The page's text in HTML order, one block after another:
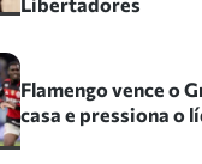
Flamengo vence o
casa e pressiona o